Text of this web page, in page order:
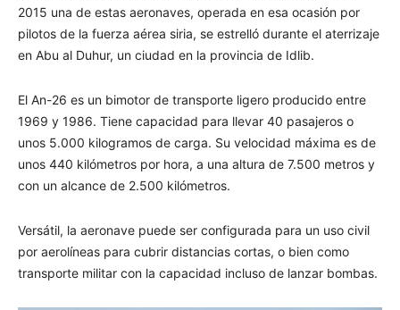
2015 una de estas aeronaves, operada en esa ocasión por
pilotos de la fuerza aérea siria, se estrelló durante el aterrizaje
en Abu al Duhur, un ciudad en la provincia de Idlib.
El An-26 es un bimotor de transporte ligero producido entre
1969 y 1986. Tiene capacidad para llevar 40 pasajeros o
unos 5.000 kilogramos de carga. Su velocidad máxima es de
unos 440 kilómetros por hora, a una altura de 7.500 metros y
con un alcance de 2.500 kilómetros.
Versátil, la aeronave puede ser configurada para un uso civil
por aerolíneas para cubrir distancias cortas, o bien como
transporte militar con la capacidad incluso de lanzar bombas.